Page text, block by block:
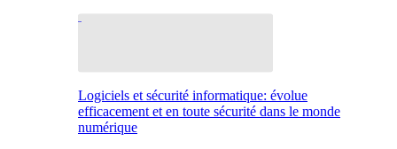
Logiciels et sécurité informatique: évolue
efficacement et en toute sécurité dans le monde
numérique